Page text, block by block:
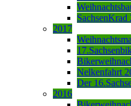
SachsenKrad
2017
Nelkenfahrt
Der
2016